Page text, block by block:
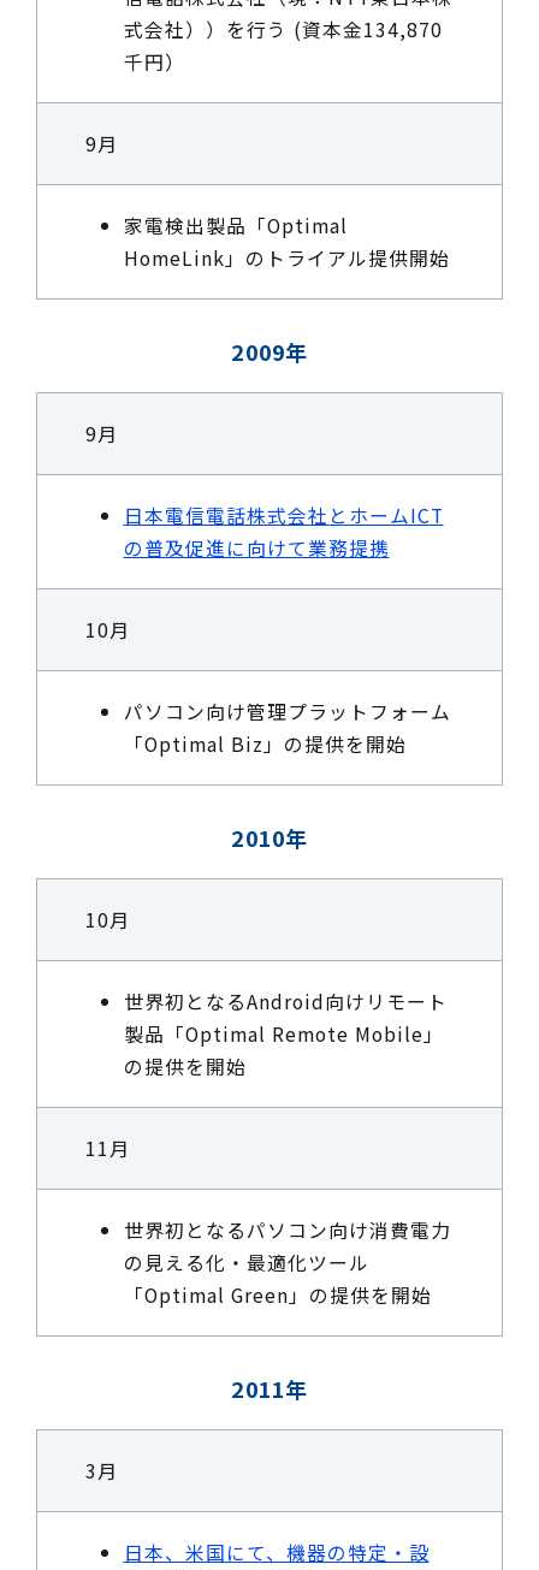
式会社））を行う (資本金134,870
千円）
9月
家電検出製品「Optimal
HomeLink」のトライアル提供開始
2009年
9月
日本電信電話株式会社とホームICT
の普及促進に向けて業務提携
10月
パソコン向け管理プラットフォーム
「Optimal Biz」の提供を開始
2010年
10月
世界初となるAndroid向けリモート
製品「Optimal Remote Mobile」
の提供を開始
11月
世界初となるパソコン向け消費電力
の見える化・最適化ツール
「Optimal Green」の提供を開始
2011年
3月
日本、米国にて、機器の特定・設